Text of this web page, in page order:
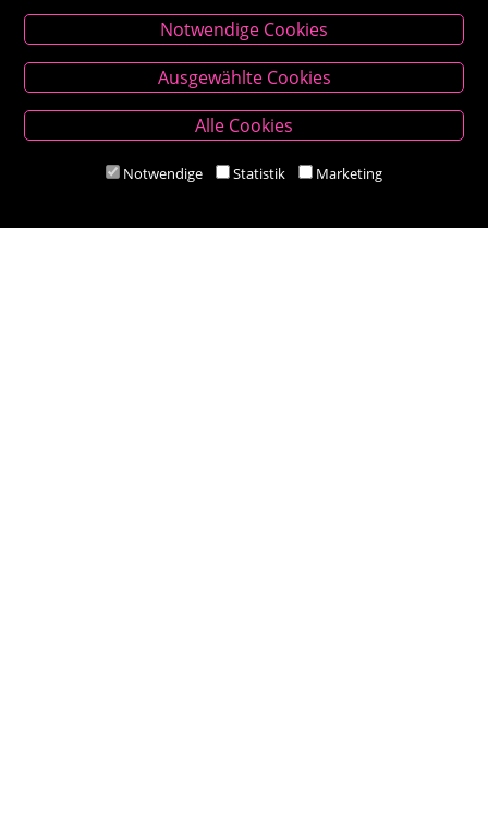
Kontakt
Besold Buch-Papier
Hauptplatz 14, 9300 St. Veit an der Glan
M:bestellung@besold.at
Notwendige Cookies
Ausgewählte Cookies
Alle Cookies
Notwendige Statistik Marketing